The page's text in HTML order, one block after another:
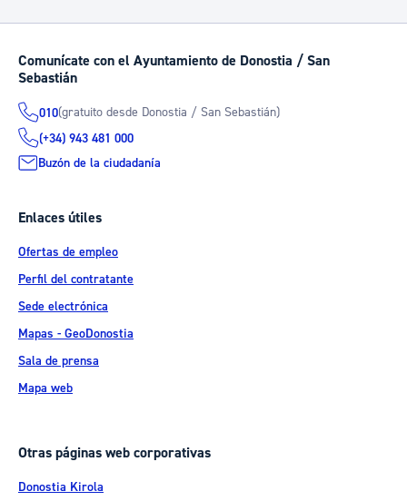
Comunícate con el Ayuntamiento de Donostia / San
Sebastián
010(gratuito desde Donostia / San Sebastián)
(+34) 943 481 000
Buzón de la ciudadanía
Enlaces útiles
Ofertas de empleo
Perfil del contratante
Sede electrónica
Mapas - GeoDonostia
Sala de prensa
Mapa web
Otras páginas web corporativas
Donostia Kirola